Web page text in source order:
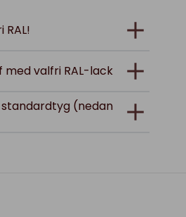
RAL!
valfri RAL-lack
(nedan